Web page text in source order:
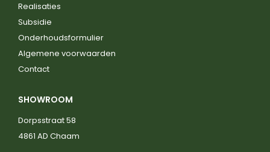
Realisaties
Subsidie
Onderhoudsformulier
Algemene voorwaarden
Contact
SHOWROOM
Dorpsstraat 58
4861 AD Chaam